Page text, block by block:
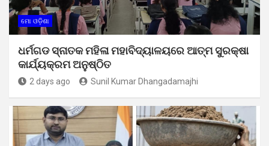
ମୋ ଓଡ଼ିଶା
ଧର୍ମଗଡ ସ୍ନାତକ ମହିଳା ମହାବିଦ୍ୟାଳୟରେ ଆତ୍ମ ସୁରକ୍ଷା
କାର୍ଯ୍ୟକ୍ରମ ଅନୁଷ୍ଠିତ
2 days ago Sunil Kumar Dhangadamajhi